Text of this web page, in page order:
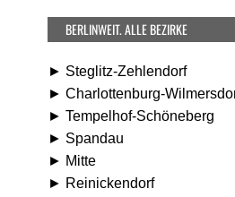
BERLINWEIT. ALLE BEZIRKE
► Steglitz-Zehlendorf
► Charlottenburg-
► Tempelhof-Schöneberg
► Spandau
► Mitte
► Reinickendorf